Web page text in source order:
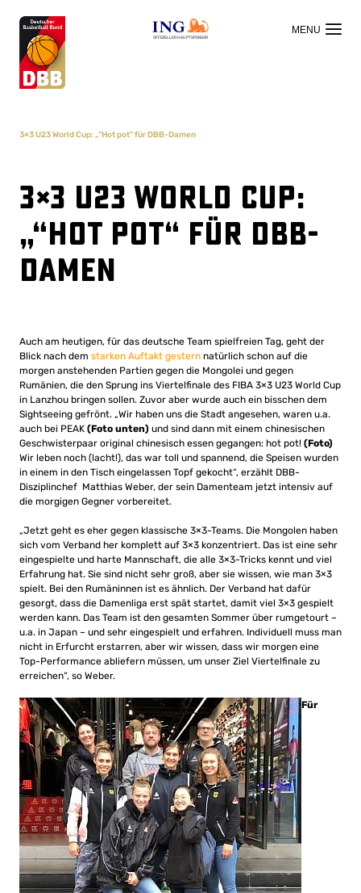
OFFIZIELLER HAUPTSPONSOR
3×3 U23 World Cup: „“Hot pot“ für DBB-Damen
3×3 U23 World Cup:
„“Hot pot“ für DBB-
Damen
Auch am heutigen, für das deutsche Team spielfreien Tag, geht der
Blick nach dem starken Auftakt gestern natürlich schon auf die
morgen anstehenden Partien gegen die Mongolei und gegen
Rumänien, die den Sprung ins Viertelfinale des FIBA 3×3 U23 World Cup
in Lanzhou bringen sollen. Zuvor aber wurde auch ein bisschen dem
Sightseeing gefrönt. „Wir haben uns die Stadt angesehen, waren u.a.
auch bei PEAK (Foto unten) und sind dann mit einem chinesischen
Geschwisterpaar original chinesisch essen gegangen: hot pot! (Foto)
Wir leben noch (lacht!), das war toll und spannend, die Speisen wurden
in einem in den Tisch eingelassen Topf gekocht“, erzählt DBB-
Disziplinchef Matthias Weber, der sein Damenteam jetzt intensiv auf
die morgigen Gegner vorbereitet.
„Jetzt geht es eher gegen klassische 3×3-Teams. Die Mongolen haben
sich vom Verband her komplett auf 3×3 konzentriert. Das ist eine sehr
eingespielte und harte Mannschaft, die alle 3×3-Tricks kennt und viel
Erfahrung hat. Sie sind nicht sehr groß, aber sie wissen, wie man 3×3
spielt. Bei den Rumäninnen ist es ähnlich. Der Verband hat dafür
gesorgt, dass die Damenliga erst spät startet, damit viel 3×3 gespielt
werden kann. Das Team ist den gesamten Sommer über rumgetourt –
u.a. in Japan – und sehr eingespielt und erfahren. Individuell muss man
nicht in Erfurcht erstarren, aber wir wissen, dass wir morgen eine
Top-Performance abliefern müssen, um unser Ziel Viertelfinale zu
erreichen“, so Weber.
Für